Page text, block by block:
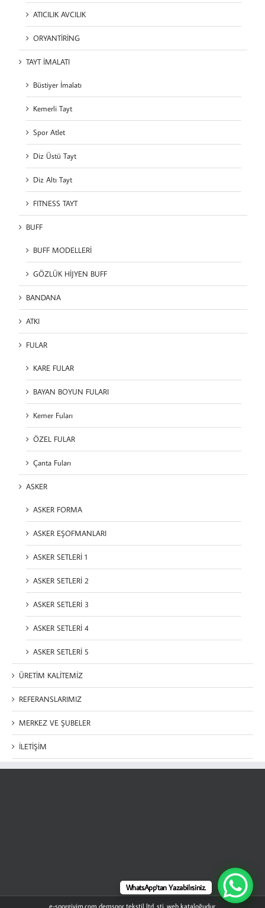
ATICILIK AVCILIK
ORYANTİRİNG
TAYT İMALATI
Büstiyer İmalatı
Kemerli Tayt
Spor Atlet
Diz Üstü Tayt
Diz Altı Tayt
FITNESS TAYT
BUFF
BUFF MODELLERİ
GÖZLÜK HİJYEN BUFF
BANDANA
ATKI
FULAR
KARE FULAR
BAYAN BOYUN FULARI
Kemer Fuları
ÖZEL FULAR
Çanta Fuları
ASKER
ASKER FORMA
ASKER EŞOFMANLARI
ASKER SETLERİ 1
ASKER SETLERİ 2
ASKER SETLERİ 3
ASKER SETLERİ 4
ASKER SETLERİ 5
ÜRETİM KALİTEMİZ
REFERANSLARIMIZ
MERKEZ VE ŞUBELER
İLETİŞİM
e-sporgiyim.com demspor tekstil ltd. şti. web kataloğudur.
WhatsApp'tan Yazabilrsiniz.